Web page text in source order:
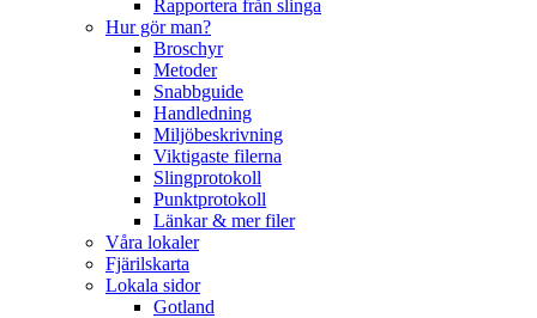
Rapportera från slinga
Hur gör man?
Broschyr
Metoder
Snabbguide
Handledning
Miljöbeskrivning
Viktigaste filerna
Slingprotokoll
Punktprotokoll
Länkar & mer filer
Våra lokaler
Fjärilskarta
Lokala sidor
Gotland